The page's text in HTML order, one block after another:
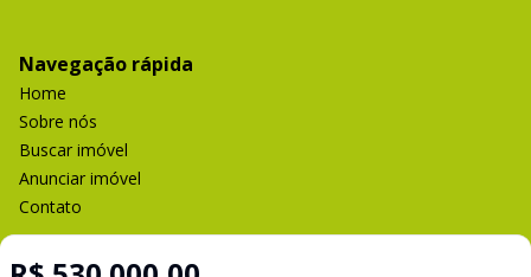
Navegação rápida
Home
Sobre nós
Buscar imóvel
Anunciar imóvel
Contato